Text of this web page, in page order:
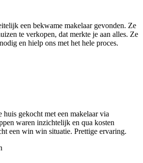
een bekwame makelaar gevonden. Ze
te verkopen, dat merkte je aan alles. Ze
en hielp ons met het hele proces.
gekocht met een makelaar via
waren inzichtelijk en qua kosten
een win win situatie. Prettige ervaring.